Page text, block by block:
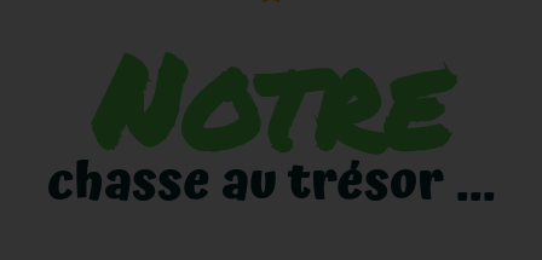
Notre
chasse au trésor ...